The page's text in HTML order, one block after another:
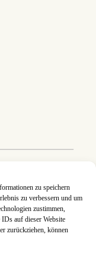
zu speichern
zu verbessern und um
zustimmen,
auf dieser Website
zurückziehen, können
Nordhessen
eure Bilder
Jede
ihr es seid und